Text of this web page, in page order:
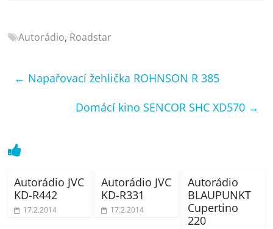
televize,
mobilní
telefony,
Autorádio, Roadstar
← Napařovací žehlička ROHNSON R 385
Domácí kino SENCOR SHC XD570 →
Autorádio JVC
KD-R442
17.2.2014
Autorádio JVC
KD-R331
17.2.2014
Autorádio
BLAUPUNKT
Cupertino
220